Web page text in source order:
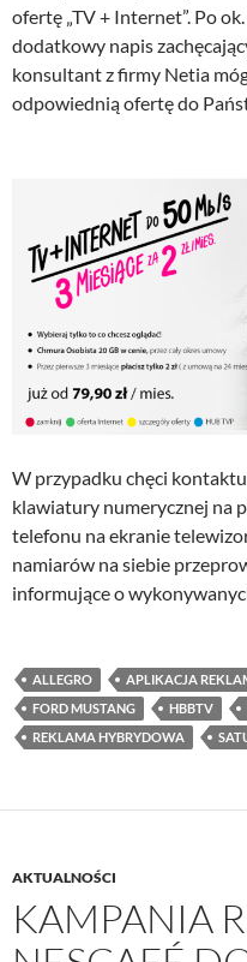
ofertę „TV + Internet”. Po
dodatkowy napis
konsultant z firmy Netia
odpowiednią ofertę do
W przypadku chęci
klawiatury numerycznej na
telefonu na ekranie
namiarów na siebie
informujące o
ALLEGRO APLIKACJA
FORD MUSTANG
HBBTV
REKLAMA HYBRYDOWA
AKTUALNOŚCI
KAMPANIA